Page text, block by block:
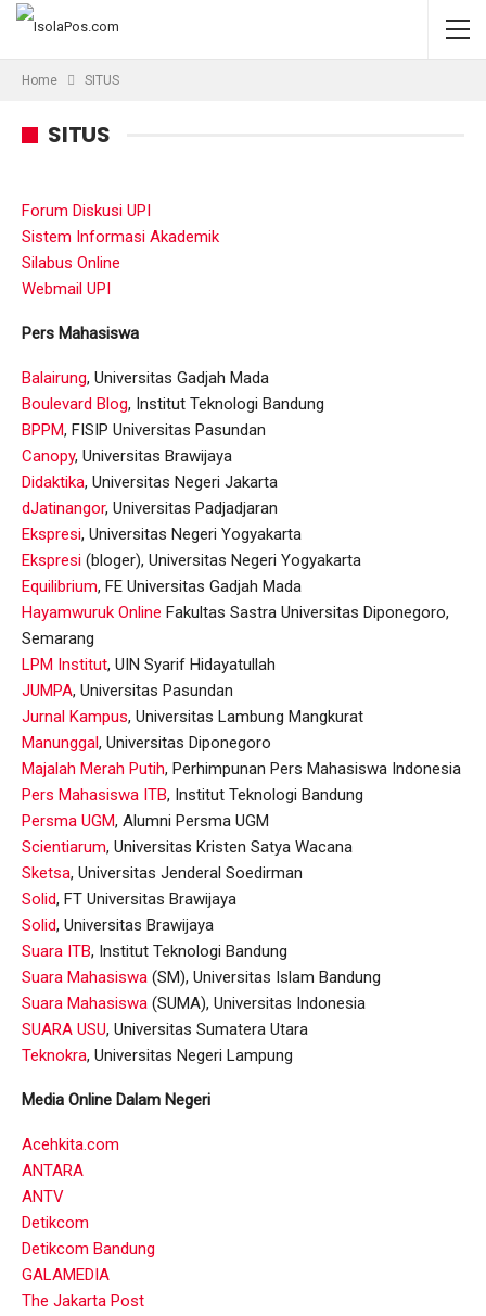
Home SITUS
SITUS
Forum Diskusi UPI
Sistem Informasi Akademik
Silabus Online
Webmail UPI
Pers Mahasiswa
Balairung, Universitas Gadjah Mada
Boulevard Blog, Institut Teknologi Bandung
BPPM, FISIP Universitas Pasundan
Canopy, Universitas Brawijaya
Didaktika, Universitas Negeri Jakarta
dJatinangor, Universitas Padjadjaran
Ekspresi, Universitas Negeri Yogyakarta
Ekspresi (bloger), Universitas Negeri Yogyakarta
Equilibrium, FE Universitas Gadjah Mada
Hayamwuruk Online Fakultas Sastra Universitas Diponegoro,
Semarang
LPM Institut, UIN Syarif Hidayatullah
JUMPA, Universitas Pasundan
Jurnal Kampus, Universitas Lambung Mangkurat
Manunggal, Universitas Diponegoro
Majalah Merah Putih, Perhimpunan Pers Mahasiswa Indonesia
Pers Mahasiswa ITB, Institut Teknologi Bandung
Persma UGM, Alumni Persma UGM
Scientiarum, Universitas Kristen Satya Wacana
Sketsa, Universitas Jenderal Soedirman
Solid, FT Universitas Brawijaya
Solid, Universitas Brawijaya
Suara ITB, Institut Teknologi Bandung
Suara Mahasiswa (SM), Universitas Islam Bandung
Suara Mahasiswa (SUMA), Universitas Indonesia
SUARA USU, Universitas Sumatera Utara
Teknokra, Universitas Negeri Lampung
Media Online Dalam Negeri
Acehkita.com
ANTARA
ANTV
Detikcom
Detikcom Bandung
GALAMEDIA
The Jakarta Post